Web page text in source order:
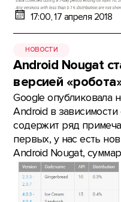
17:00, 17 апреля 2018
НОВОСТИ
Android Nougat
версией
Google опубликовала
Android в
содержит ряд
первых, у нас есть
Android Nougat, суммар